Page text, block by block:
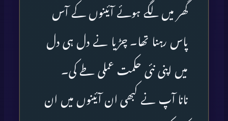
گھر میں لگے ہوئے آئینوں کے آس
پاس رہنا تھا۔ چڑیا نے دل ہی دل
میں اپنی نئی حکمت عملی طے کی۔
نانا آپ نے کبھی ان آئینوں میں ان